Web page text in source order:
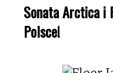
Sonata Arctica i
Polsce!